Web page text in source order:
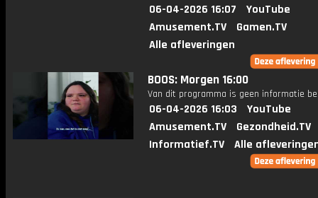
06-04-2026 16:07
YouTube
Amusement.TV
Gamen.TV
Alle afleveringen
BOOS: Morgen 16:00
Van dit programma is geen informatie
06-04-2026 16:03
YouTube
Amusement.TV
Gezondheid.TV
Informatief.TV
Alle